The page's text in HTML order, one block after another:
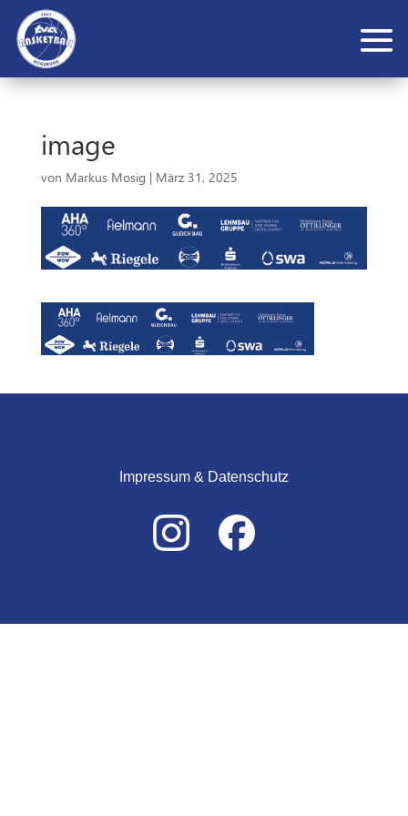
image
von Markus Mosig | März 31, 2025
Impressum & Datenschutz